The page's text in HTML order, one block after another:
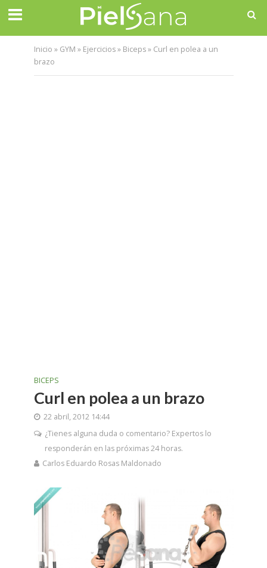
Inicio » GYM » Ejercicios» Biceps» Curl en polea a un
brazo
BICEPS
Curl en polea a un brazo
22 abril, 2012 14:44
¿Tienes alguna duda o comentario? Expertos lo
responderán en las próximas 24 horas.
Carlos Eduardo Rosas Maldonado